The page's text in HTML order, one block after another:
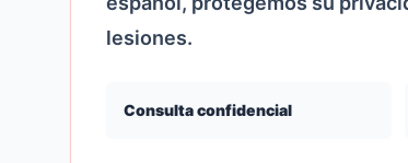
lesiones.
Consulta confidencial